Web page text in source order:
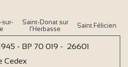
sur-
Saint-Donat sur
l’Herbasse
Saint Félicien
- BP 70 019 - 26601
Cedex